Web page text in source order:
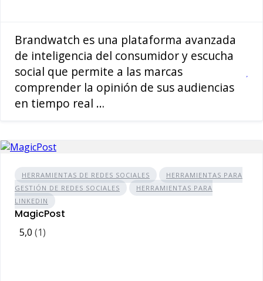
Brandwatch es una plataforma avanzada
de inteligencia del consumidor y escucha
social que permite a las marcas
comprender la opinión de sus audiencias
en tiempo real …
HERRAMIENTAS DE REDES SOCIALES
HERRAMIENTAS PARA
GESTIÓN DE REDES SOCIALES
HERRAMIENTAS PARA
LINKEDIN
MagicPost
5,0 (1)